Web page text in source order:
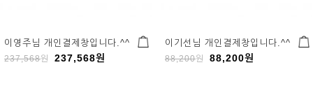
이영주님 개인결제창입니다.^^
237,568원 237,568원
이기선님 개인결제창입니다.^^
88,200원 88,200원